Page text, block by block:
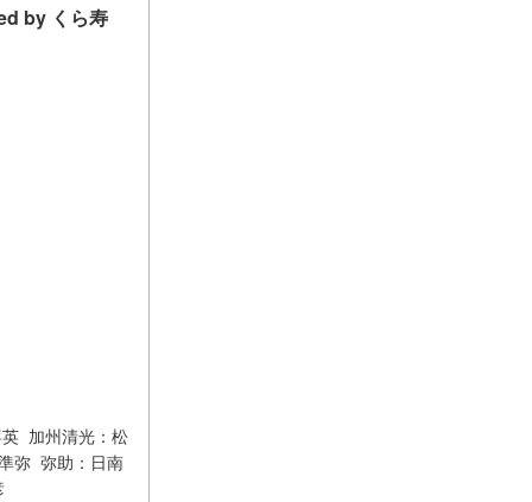
by くら寿
加州清光：松
弥 弥助：日南